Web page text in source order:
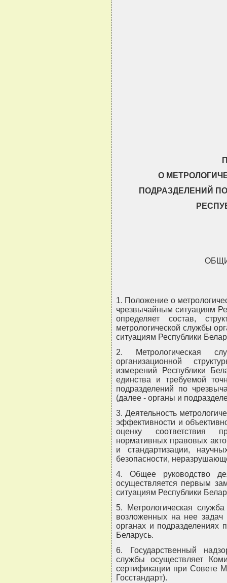
О
ПОДРАЗДЕЛЕНИЙ
1. Положение о
чрезвычайным ситуациям
определяет состав,
метрологической службы
ситуациям Республики
2. Метрологическая
организационной
измерений Республики
единства и требуемой
подразделений по
(далее - органы и
3. Деятельность
эффективности и
оценку соответствия
нормативных правовых
и стандартизации,
безопасности,
4. Общее руководство
осуществляется первым
ситуациям Республики
5. Метрологическая
возложенных на нее задач
органах и подразделениях
Беларусь.
6. Государственный
службы осуществляет
сертификации при Совете
Госстандарт).